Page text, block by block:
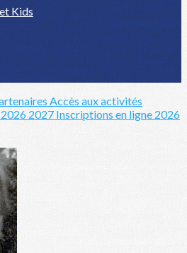
Kids
Accès aux activités
2027 Inscriptions en ligne 2026